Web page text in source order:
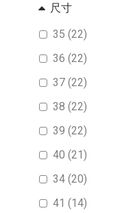
尺寸
35 (22)
36 (22)
37 (22)
38 (22)
39 (22)
40 (21)
34 (20)
41 (14)